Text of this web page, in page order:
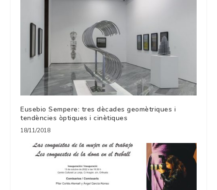
Eusebio Sempere: tres dècades geomètriques i
tendències òptiques i cinètiques
18/11/2018